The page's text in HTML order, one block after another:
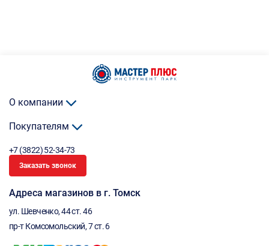
О компании
Покупателям
+7 (3822) 52-34-73
Заказать звонок
Адреса магазинов в г. Томск
ул. Шевченко, 44 ст. 46
пр-т Комсомольский, 7 ст. 6